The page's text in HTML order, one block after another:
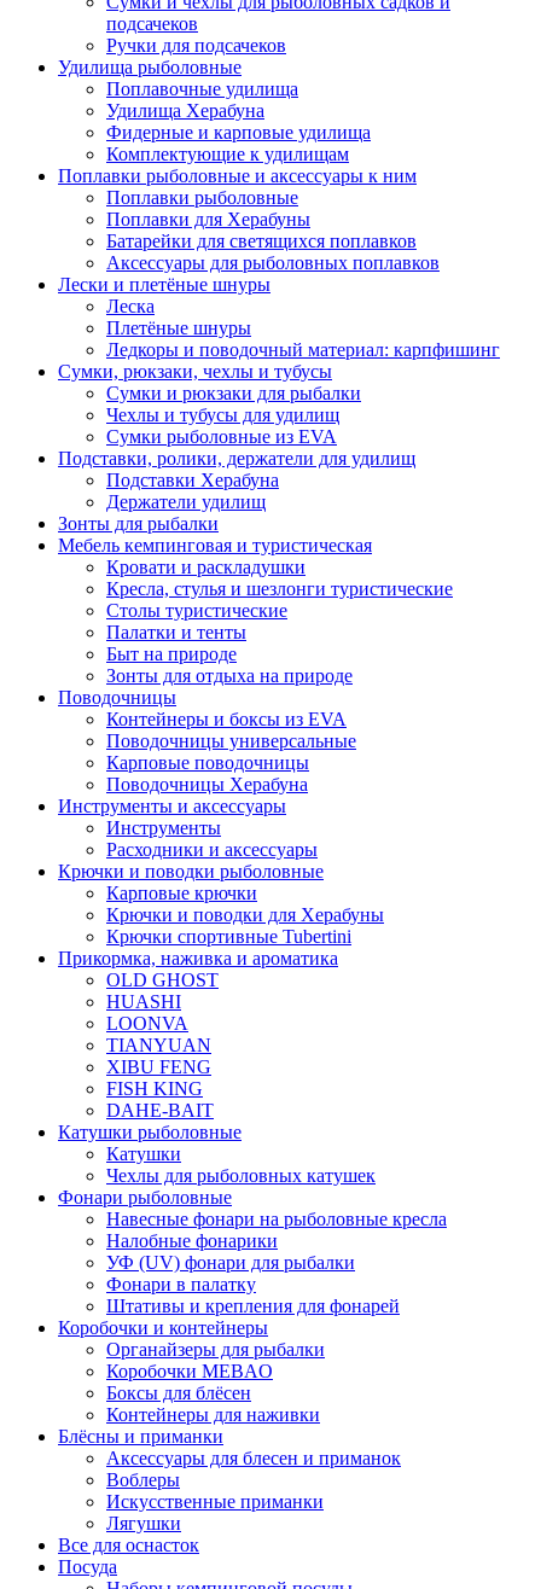
подсачеков
Ручки для подсачеков
Удилища рыболовные
Поплавочные удилища
Удилища Херабуна
Фидерные и карповые удилища
Комплектующие к удилищам
Поплавки рыболовные и аксессуары к ним
Поплавки рыболовные
Поплавки для Херабуны
Батарейки для светящихся поплавков
Аксессуары для рыболовных поплавков
Лески и плетёные шнуры
Леска
Плетёные шнуры
Ледкоры и поводочный материал: карпфишинг
Сумки, рюкзаки, чехлы и тубусы
Сумки и рюкзаки для рыбалки
Чехлы и тубусы для удилищ
Сумки рыболовные из EVA
Подставки, ролики, держатели для удилищ
Подставки Херабуна
Держатели удилищ
Зонты для рыбалки
Мебель кемпинговая и туристическая
Кровати и раскладушки
Кресла, стулья и шезлонги туристические
Столы туристические
Палатки и тенты
Быт на природе
Зонты для отдыха на природе
Поводочницы
Контейнеры и боксы из EVA
Поводочницы универсальные
Карповые поводочницы
Поводочницы Херабуна
Инструменты и аксессуары
Инструменты
Расходники и аксессуары
Крючки и поводки рыболовные
Карповые крючки
Крючки и поводки для Херабуны
Крючки спортивные Tubertini
Прикормка, наживка и ароматика
OLD GHOST
HUASHI
LOONVA
TIANYUAN
XIBU FENG
FISH KING
DAHE-BAIT
Катушки рыболовные
Катушки
Чехлы для рыболовных катушек
Фонари рыболовные
Навесные фонари на рыболовные кресла
Налобные фонарики
УФ (UV) фонари для рыбалки
Фонари в палатку
Штативы и крепления для фонарей
Коробочки и контейнеры
Органайзеры для рыбалки
Коробочки MEBAO
Боксы для блёсен
Контейнеры для наживки
Блёсны и приманки
Аксессуары для блесен и приманок
Воблеры
Искусственные приманки
Лягушки
Все для оснасток
Посуда